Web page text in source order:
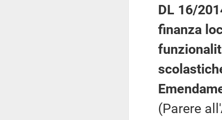
DL 16/
finanza
(Parere